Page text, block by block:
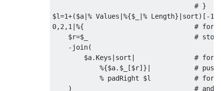
# }
$l=1+($a |% Values |%{$_ |% Length}| sort)[-1
0,2 ,1 |%{
# for
    $r
=$_ #
- join(
        $a
. Keys sort
# for
%{$a. $_ [$r]}|
#
% padRight $l # for
)
# and